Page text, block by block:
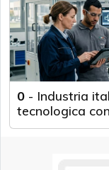
0 - Industria
tecnologica